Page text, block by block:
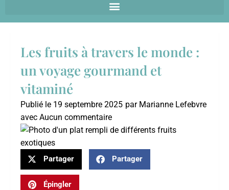
Les fruits à travers le monde :
un voyage gourmand et
vitaminé
Publié le 19 septembre 2025 par Marianne Lefebvre
avec Aucun commentaire
Partager Partager
Épingler